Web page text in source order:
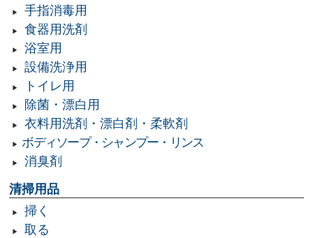
手指消毒用
食器用洗剤
浴室用
設備洗浄用
トイレ用
除菌・漂白用
衣料用洗剤・漂白剤・柔軟剤
ボディソープ・シャンプー・リンス
消臭剤
清掃用品
掃く
取る